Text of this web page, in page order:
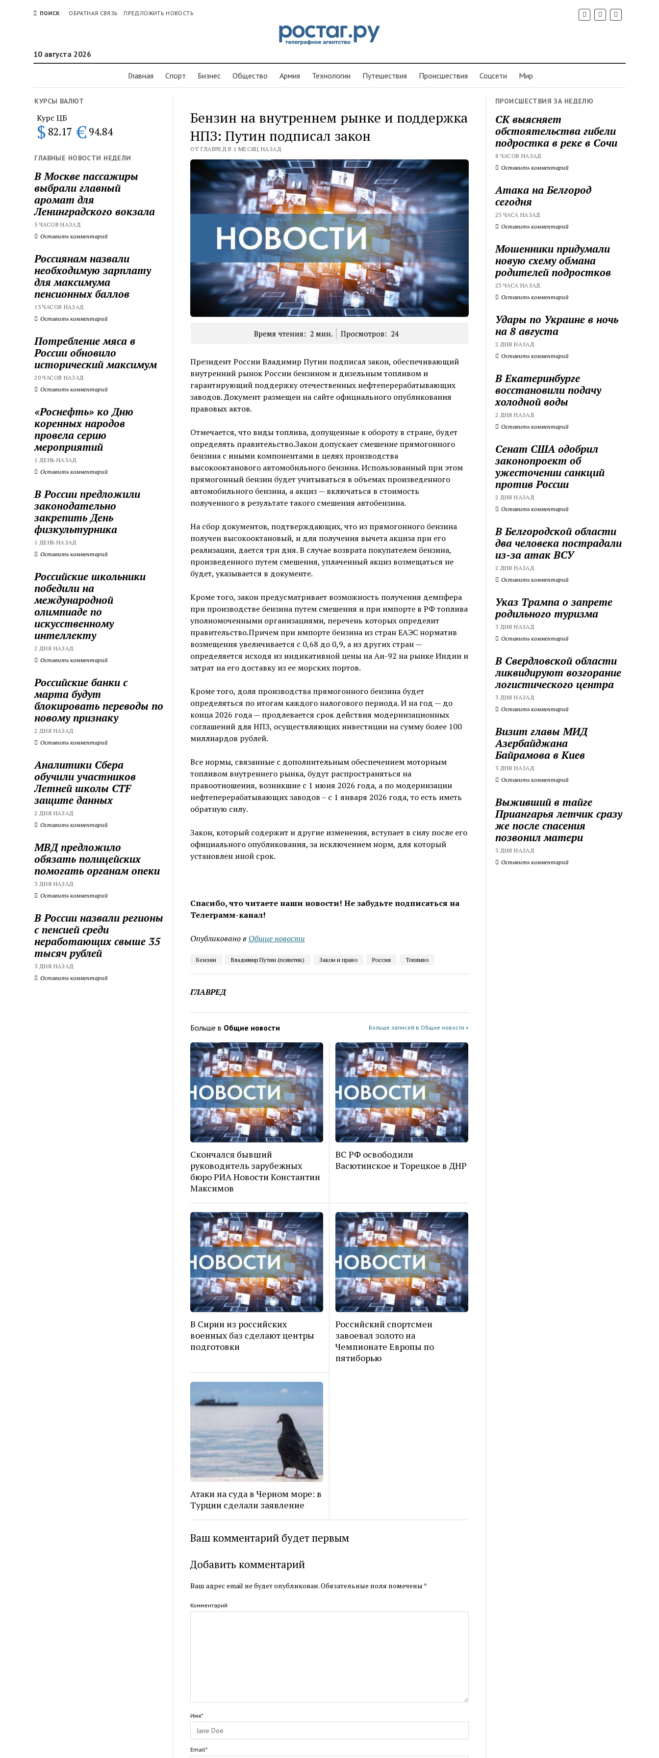
ПОИСК ОБРАТНАЯ СВЯЗЬ ПРЕДЛОЖИТЬ НОВОСТЬ
10 августа 2026
Главная Спорт Бизнес Общество Армия Технологии Путешествия Проиcшествия Соцсети Мир
КУРСЫ ВАЛЮТ
Курс ЦБ
$ 82.17 € 94.84
ГЛАВНЫЕ НОВОСТИ НЕДЕЛИ
В Москве пассажиры
выбрали главный
аромат для
Ленинградского вокзала
5 ЧАСОВ НАЗАД
Оставить комментарий
Россиянам назвали
необходимую зарплату
для максимума
пенсионных баллов
13 ЧАСОВ НАЗАД
Оставить комментарий
Потребление мяса в
России обновило
исторический максимум
20 ЧАСОВ НАЗАД
Оставить комментарий
«Роснефть» ко Дню
коренных народов
провела серию
мероприятий
1 ДЕНЬ НАЗАД
Оставить комментарий
В России предложили
законодательно
закрепить День
физкультурника
1 ДЕНЬ НАЗАД
Оставить комментарий
Российские школьники
победили на
международной
олимпиаде по
искусственному
интеллекту
2 ДНЯ НАЗАД
Оставить комментарий
Российские банки с
марта будут
блокировать переводы по
новому признаку
2 ДНЯ НАЗАД
Оставить комментарий
Аналитики Сбера
обучили участников
Летней школы CTF
защите данных
2 ДНЯ НАЗАД
Оставить комментарий
МВД предложило
обязать полицейских
помогать органам опеки
3 ДНЯ НАЗАД
Оставить комментарий
В России назвали регионы
с пенсией среди
неработающих свыше 35
тысяч рублей
3 ДНЯ НАЗАД
Оставить комментарий
Бензин на внутреннем рынке и поддержка
НПЗ: Путин подписал закон
ОТ ГЛАВРЕД В 1 МЕСЯЦ НАЗАД
Время чтения: 2 мин. Просмотров: 24
Президент России Владимир Путин подписал закон, обеспечивающий
внутренний рынок России бензином и дизельным топливом и
гарантирующий поддержку отечественных нефтеперерабатывающих
заводов. Документ размещен на сайте официального опубликования
правовых актов.
Отмечается, что виды топлива, допущенные к обороту в стране, будет
определять правительство.Закон допускает смешение прямогонного
бензина с иными компонентами в целях производства
высокооктанового автомобильного бензина. Использованный при этом
прямогонный бензин будет учитываться в объемах произведенного
автомобильного бензина, а акциз — включаться в стоимость
полученного в результате такого смешения автобензина.
На сбор документов, подтверждающих, что из прямогонного бензина
получен высокооктановый, и для получения вычета акциза при его
реализации, дается три дня. В случае возврата покупателем бензина,
произведенного путем смешения, уплаченный акциз возмещаться не
будет, указывается в документе.
Кроме того, закон предусматривает возможность получения демпфера
при производстве бензина путем смешения и при импорте в РФ топлива
уполномоченными организациями, перечень которых определит
правительство.Причем при импорте бензина из стран ЕАЭС норматив
возмещения увеличивается с 0,68 до 0,9, а из других стран —
определяется исходя из индикативной цены на Аи-92 на рынке Индии и
затрат на его доставку из ее морских портов.
Кроме того, доля производства прямогонного бензина будет
определяться по итогам каждого налогового периода. И на год — до
конца 2026 года — продлевается срок действия модернизационных
соглашений для НПЗ, осуществляющих инвестиции на сумму более 100
миллиардов рублей.
Все нормы, связанные с дополнительным обеспечением моторным
топливом внутреннего рынка, будут распространяться на
правоотношения, возникшие с 1 июня 2026 года, а по модернизации
нефтеперерабатывающих заводов – с 1 января 2026 года, то есть иметь
обратную силу.
Закон, который содержит и другие изменения, вступает в силу после его
официального опубликования, за исключением норм, для который
установлен иной срок.
Спасибо, что читаете наши новости! Не забудьте подписаться на
Телеграмм-канал!
Опубликовано в Общие новости
Бензин Владимир Путин (политик) Закон и право Россия Топливо
ГЛАВРЕД
Больше в Общие новости Больше записей в Общие новости »
Скончался бывший
руководитель зарубежных
бюро РИА Новости Константин
Максимов
ВС РФ освободили
Васютинское и Торецкое в ДНР
В Сирии из российских
военных баз сделают центры
подготовки
Российский спортсмен
завоевал золото на
Чемпионате Европы по
пятиборью
Атаки на суда в Черном море: в
Турции сделали заявление
Ваш комментарий будет первым
Добавить комментарий
Ваш адрес email не будет опубликован.Обязательные поля помечены *
Комментарий
Имя*
Email*
ПРОИСШЕСТВИЯ ЗА НЕДЕЛЮ
СК выясняет
обстоятельства гибели
подростка в реке в Сочи
8 ЧАСОВ НАЗАД
Оставить комментарий
Атака на Белгород
сегодня
23 ЧАСА НАЗАД
Оставить комментарий
Мошенники придумали
новую схему обмана
родителей подростков
23 ЧАСА НАЗАД
Оставить комментарий
Удары по Украине в ночь
на 8 августа
2 ДНЯ НАЗАД
Оставить комментарий
В Екатеринбурге
восстановили подачу
холодной воды
2 ДНЯ НАЗАД
Оставить комментарий
Сенат США одобрил
законопроект об
ужесточении санкций
против России
2 ДНЯ НАЗАД
Оставить комментарий
В Белгородской области
два человека пострадали
из-за атак ВСУ
2 ДНЯ НАЗАД
Оставить комментарий
Указ Трампа о запрете
родильного туризма
3 ДНЯ НАЗАД
Оставить комментарий
В Свердловской области
ликвидируют возгорание
логистического центра
3 ДНЯ НАЗАД
Оставить комментарий
Визит главы МИД
Азербайджана
Байрамова в Киев
3 ДНЯ НАЗАД
Оставить комментарий
Выживший в тайге
Приангарья летчик сразу
же после спасения
позвонил матери
3 ДНЯ НАЗАД
Оставить комментарий